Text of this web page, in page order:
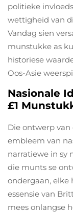
politieke
wettigheid van
Vandag sien
munstukke as
historiese
Oos-Asie
Nasionale
£1
Die ontwerp
embleem van
narratiewe in sy
die munts se
ondergaan,
essensie van
mees onlangse